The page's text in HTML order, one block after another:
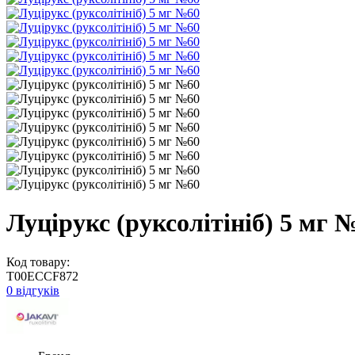
Луцірукс (руксолітініб) 5 мг
Код товару:
T00ECCF872
0 відгуків